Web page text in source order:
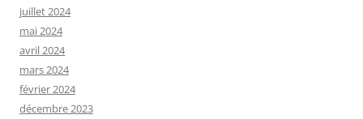
juillet 2024
mai 2024
avril 2024
mars 2024
février 2024
décembre 2023